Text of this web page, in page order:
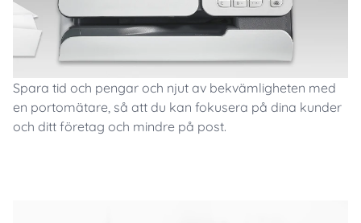
Spara tid och pengar och njut av bekvämligheten med
en portomätare, så att du kan fokusera på dina kunder
och ditt företag och mindre på post.